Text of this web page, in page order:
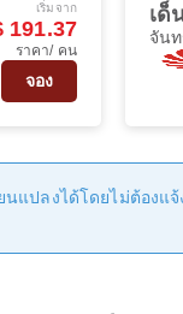
เริ่มจาก
191.37
ราคา/ คน
จอง
เด็
จันท
ปลงได้โดยไม่ต้องแ